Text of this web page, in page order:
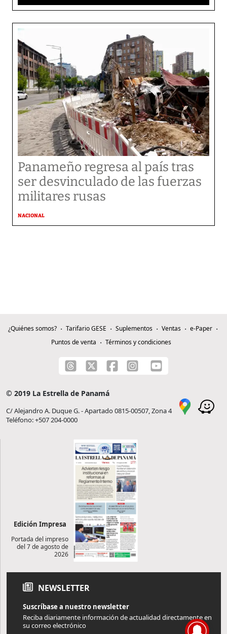
Panameño regresa al país tras
ser desvinculado de las fuerzas
militares rusas
NACIONAL
¿Quiénes somos? Tarifario GESE Suplementos Ventas
e-Paper
Puntos de venta
Términos y condiciones
© 2019 La Estrella de Panamá
C/ Alejandro A. Duque G. - Apartado 0815-00507, Zona 4
Teléfono: +507 204-0000
Edición Impresa
Portada del impreso
del 7 de agosto de
2026
NEWSLETTER
Suscríbase a nuestro newsletter
Reciba diariamente información de actualidad directamente en
su correo electrónico